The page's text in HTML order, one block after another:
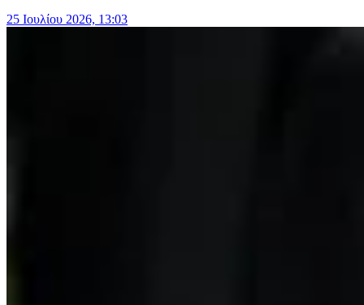
25 Ιουλίου 2026, 13:03